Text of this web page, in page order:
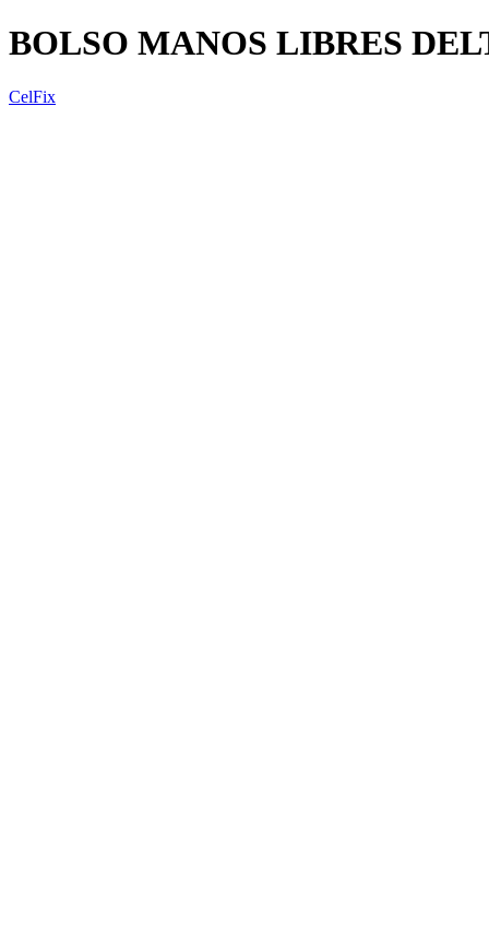
BOLSO MANOS LIBRES
CelFix